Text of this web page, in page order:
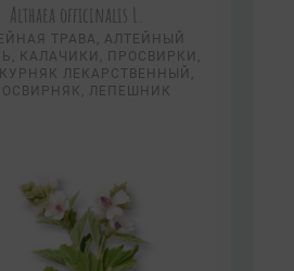
Althaea officinalis L.
ТРАВА, АЛТЕЙНЫЙ
КАЛАЧИКИ, ПРОСВИРКИ,
ЛЕКАРСТВЕННЫЙ,
ЛЕПЕШНИК